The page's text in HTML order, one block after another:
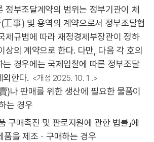
부조달계약의 범위는 정부기관이 체
工事) 및 용역의 계약으로서 정부조달협
제규범에 따라 재정경제부장관이 정하
상의 계약으로 한다. 다만, 다음 각 호의
는 경우에는 국제입찰에 따른 정부조달
외한다. <개정 2025. 10. 1 .>
)나 판매를 위한 생산에 필요한 물품이
는 경우
구매촉진 및 판로지원에 관한 법률」에
품을 제조ㆍ구매하는 경우